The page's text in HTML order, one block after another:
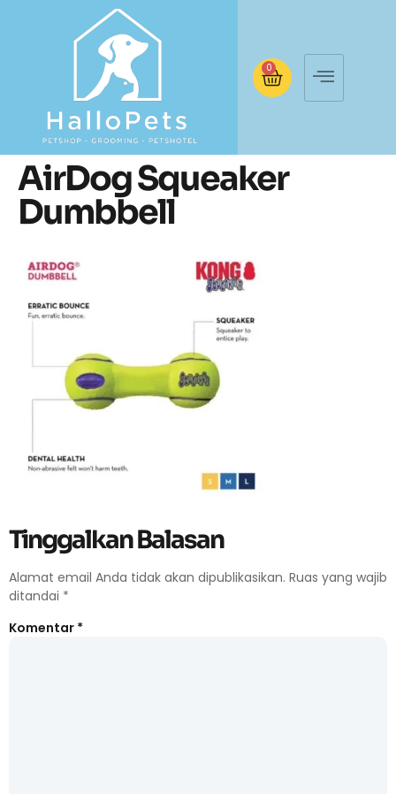
0
AirDog Squeaker
Dumbbell
Tinggalkan Balasan
Alamat email Anda tidak akan dipublikasikan. Ruas yang wajib
ditandai *
Komentar *